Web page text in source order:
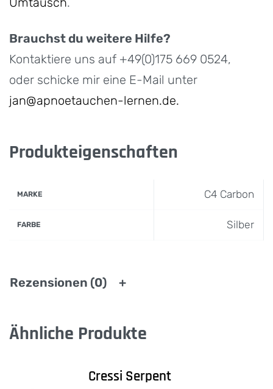
Brauchst du weitere Hilfe?
Kontaktiere uns auf +49(0)175 669 0524,
oder schicke mir eine E-Mail unter
jan@apnoetauchen-lernen.de.
Produkteigenschaften
MARKE C4 Carbon
FARBE Silber
Rezensionen (0)
Ähnliche Produkte
Cressi Serpent